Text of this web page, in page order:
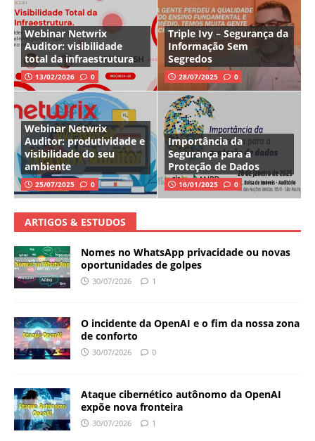
Webinar Netwrix
Auditor: visibilidade
total da infraestrutura
13/02/2026 0
Triple Ivy – Segurança da
Informação Sem
Segredos
28/07/2025 0
Webinar Netwrix
Auditor: produtividade e
visibilidade do seu
ambiente
25/07/2025 0
Importância da
Segurança para a
Proteção de Dados
16/01/2025 0
ARTIGOS & ESTUDOS
Nomes no WhatsApp privacidade ou novas
oportunidades de golpes
30/07/2026 1
O incidente da OpenAI e o fim da nossa zona
de conforto
30/07/2026 0
Ataque cibernético autônomo da OpenAI
expõe nova fronteira
30/07/2026 1